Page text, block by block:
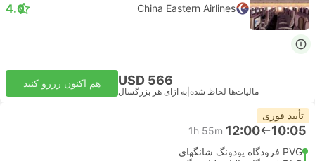
China Eastern Airlines
4.0
USD 566
مالیات‌ها لحاظ شده به ازای هر بزرگسال
هم اکنون رزرو کنید
تأیید فوری
10:05
12:00
1h 55m
PVG فرودگاه پودونگ شانگهای